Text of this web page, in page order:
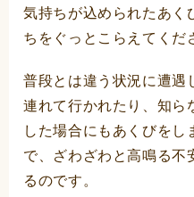
気持ちが込められたあく
ちをぐっとこらえてくだ
普段とは違う状況に遭遇
連れて行かれたり、知ら
した場合にもあくびをし
で、ざわざわと高鳴る不
るのです。